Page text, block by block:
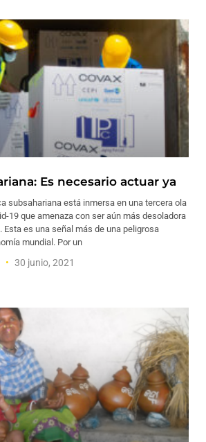
Es necesario actuar ya
subsahariana está inmersa en una tercera ola
19 que amenaza con ser aún más desoladora
Esta es una señal más de una peligrosa
mundial. Por un
30 junio, 2021